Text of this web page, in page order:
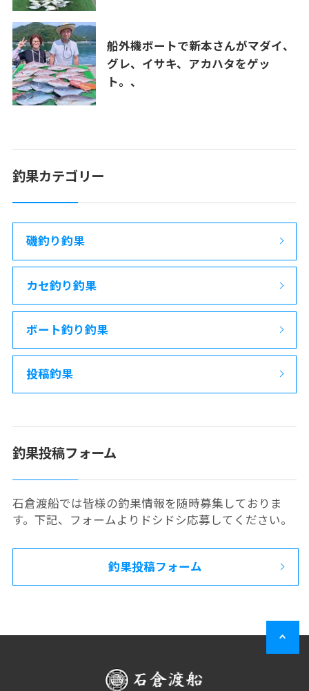
船外機ボートで新本さんがマダイ、
グレ、イサキ、アカハタをゲッ
ト。、
釣果カテゴリー
磯釣り釣果
カセ釣り釣果
ボート釣り釣果
投稿釣果
釣果投稿フォーム
石倉渡船では皆様の釣果情報を随時募集しておりま
す。下記、フォームよりドシドシ応募してください。
釣果投稿フォーム